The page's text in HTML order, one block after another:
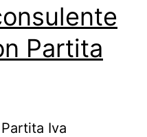
Partita
Iva